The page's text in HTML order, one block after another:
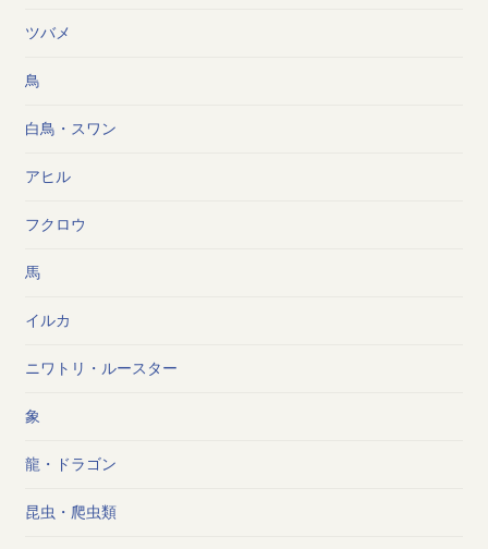
ツバメ
鳥
白鳥・スワン
アヒル
フクロウ
馬
イルカ
ニワトリ・ルースター
象
龍・ドラゴン
昆虫・爬虫類